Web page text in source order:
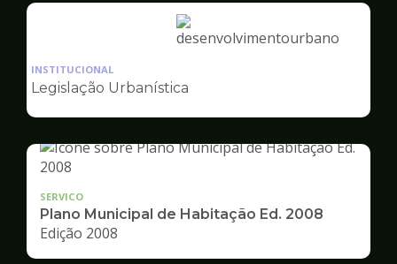
Ilustração
Desenvolvimento
Urbano
INSTITUCIONAL
Legislação Urbanística
SERVICO
Plano Municipal de Habitação Ed. 2008
Edição 2008